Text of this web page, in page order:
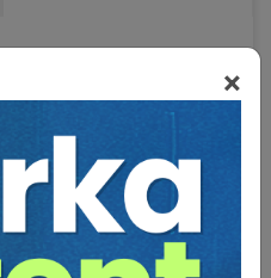
×
kanun değişikliğinden
çalışma, sadece
ilgilenen herkes için bir